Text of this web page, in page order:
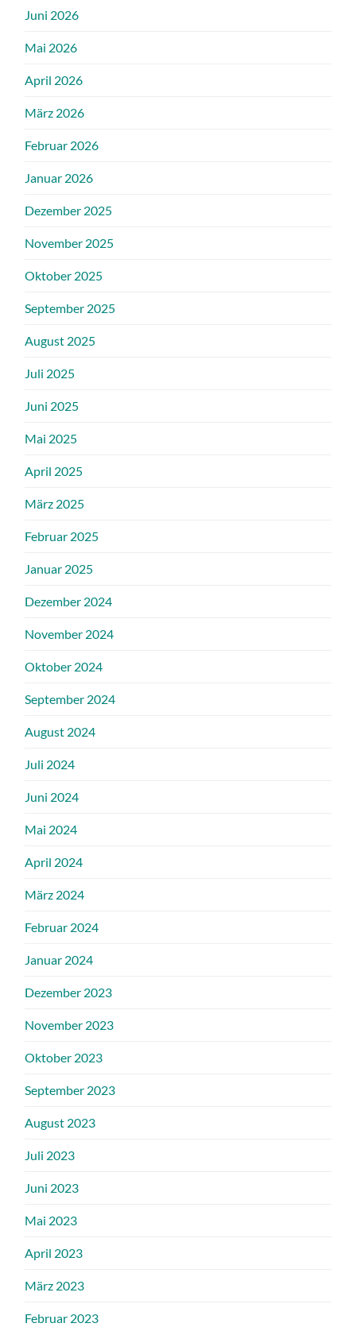
Juni 2026
Mai 2026
April 2026
März 2026
Februar 2026
Januar 2026
Dezember 2025
November 2025
Oktober 2025
September 2025
August 2025
Juli 2025
Juni 2025
Mai 2025
April 2025
März 2025
Februar 2025
Januar 2025
Dezember 2024
November 2024
Oktober 2024
September 2024
August 2024
Juli 2024
Juni 2024
Mai 2024
April 2024
März 2024
Februar 2024
Januar 2024
Dezember 2023
November 2023
Oktober 2023
September 2023
August 2023
Juli 2023
Juni 2023
Mai 2023
April 2023
März 2023
Februar 2023